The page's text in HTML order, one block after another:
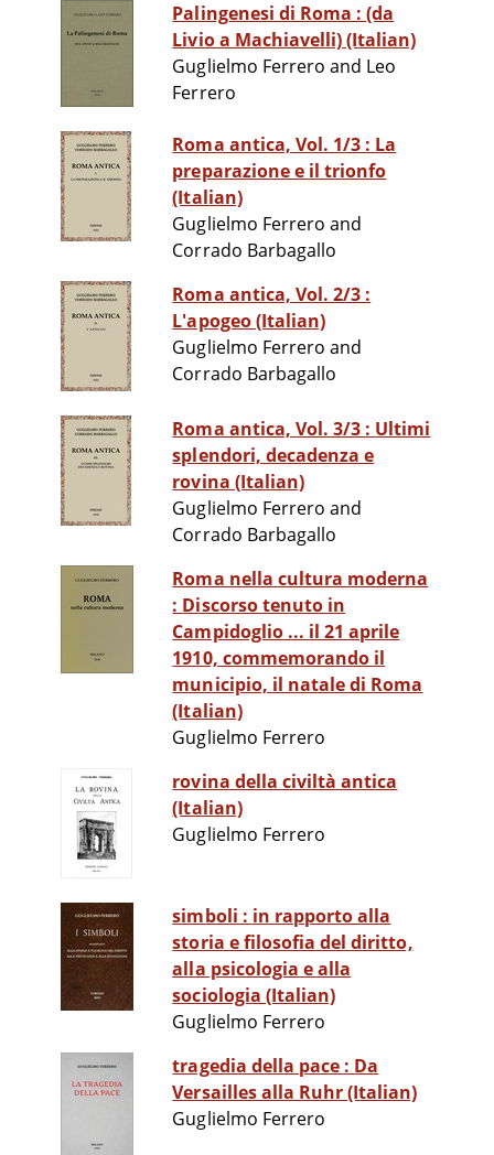
Palingenesi di Roma : (da
Livio a Machiavelli) (Italian)
Guglielmo Ferrero and Leo
Ferrero
Roma antica, Vol. 1/3 : La
preparazione e il trionfo
(Italian)
Guglielmo Ferrero and
Corrado Barbagallo
Roma antica, Vol. 2/3 :
L'apogeo (Italian)
Guglielmo Ferrero and
Corrado Barbagallo
Roma antica, Vol. 3/3 : Ultimi
splendori, decadenza e
rovina (Italian)
Guglielmo Ferrero and
Corrado Barbagallo
Roma nella cultura moderna
: Discorso tenuto in
Campidoglio ... il 21 aprile
1910, commemorando il
municipio, il natale di Roma
(Italian)
Guglielmo Ferrero
rovina della civiltà antica
(Italian)
Guglielmo Ferrero
simboli : in rapporto alla
storia e filosofia del diritto,
alla psicologia e alla
sociologia (Italian)
Guglielmo Ferrero
tragedia della pace : Da
Versailles alla Ruhr (Italian)
Guglielmo Ferrero